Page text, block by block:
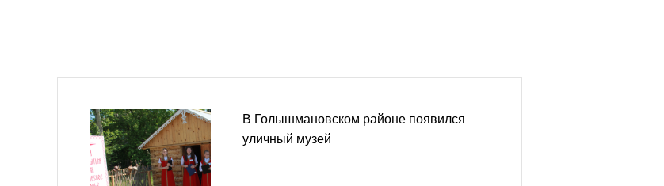
В Голышмановском районе появился
уличный музей